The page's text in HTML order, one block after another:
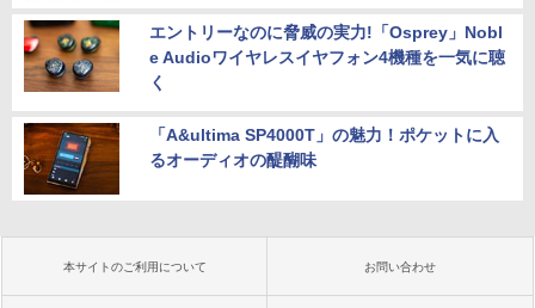
エントリーなのに脅威の実力!「Osprey」Nobl
e Audioワイヤレスイヤフォン4機種を一気に聴
く
「A&ultima SP4000T」の魅力！ポケットに入
るオーディオの醍醐味
本サイトのご利用について お問い合わせ